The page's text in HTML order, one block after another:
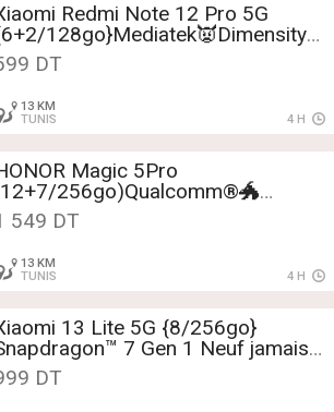
Redmi Note 12 Pro 5G
128go}Mediatek👿Dimensity
neuf cacheté
DT
13 KM
TUNIS
4 H
Magic 5Pro
256go)Qualcomm®🐲
549 DT
13 KM
TUNIS
4 H
13 Lite 5G {8/256go}
7 Gen 1 Neuf jamais
DT